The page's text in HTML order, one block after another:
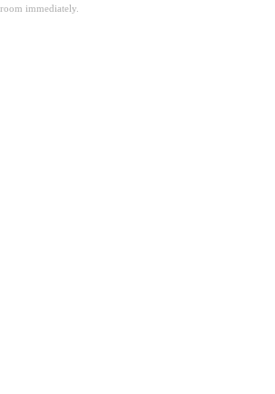
room immediately.